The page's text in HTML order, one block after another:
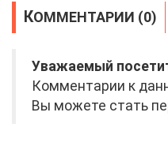
КОММЕНТАРИИ (0)
Уважаемый
Комментарии к
Вы можете стать